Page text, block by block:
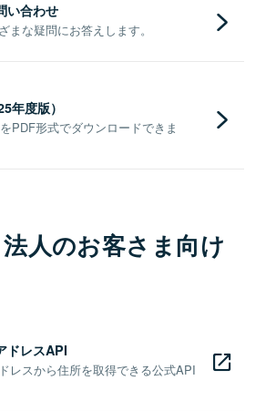
い合わせ
まな疑問にお答えします。
年度版）
PDF形式でダウンロードできま
人のお客さま向け
ドレスAPI
レスから住所を取得できる公式API